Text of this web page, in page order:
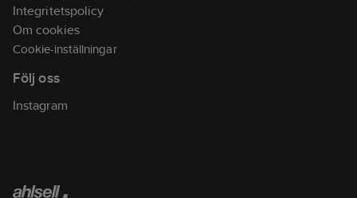
Integritetspolicy
Om cookies
Cookie-inställningar
Följ oss
Instagram